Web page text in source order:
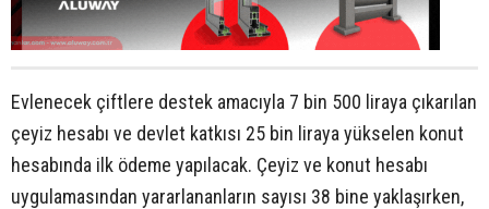
Evlenecek çiftlere destek amacıyla 7 bin 500 liraya çıkarılan
çeyiz hesabı ve devlet katkısı 25 bin liraya yükselen konut
hesabında ilk ödeme yapılacak. Çeyiz ve konut hesabı
uygulamasından yararlananların sayısı 38 bine yaklaşırken,